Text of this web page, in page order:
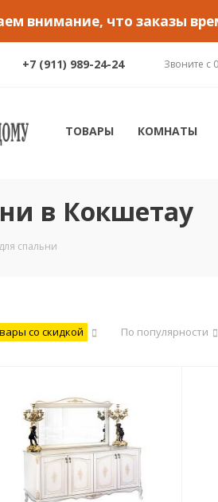
внимание, что заказы
+7 (911) 989-24-24 Звоните с
ТОВАРЫ КОМНАТЫ
в Кокшетау
спальни
со скидкой По популярности